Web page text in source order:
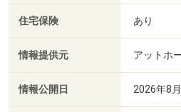
住宅保険 あり
情報提供元 アットホ
情報公開日 2026年8